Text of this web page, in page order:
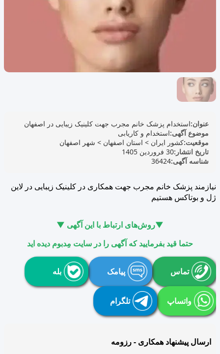
عنوان:استخدام پزشک خانم مجرب جهت کلینیک زیبایی در اصفهان
موضوع آگهی:استخدام و کاریابی
موقعیت:کشور ایران > استان اصفهان > شهر اصفهان
تاریخ انتشار:30 فروردین 1405
شناسه آگهی:36424
نیازمند پزشک خانم مجرب جهت همکاری در کلینیک زیبایی در لاین
ژل و بوتاکس هستیم
▼روش‌های ارتباط با این آگهی ▼
حتما قید بفرمایید که آگهی را در سایت مِدبوم دیده اید
تماس پیامک بله
واتساپ تلگرام
ارسال پیشنهاد همکاری - رزومه